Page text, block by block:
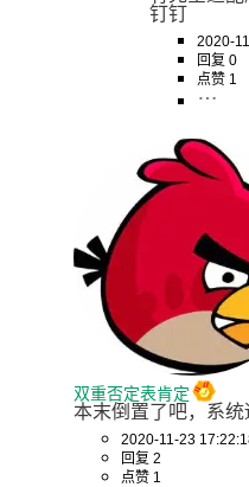
钉钉
2020-
回复 0
点赞 1
双重否定表肯定
本末倒置了吧，系统
2020-11-23
回复 2
点赞 1